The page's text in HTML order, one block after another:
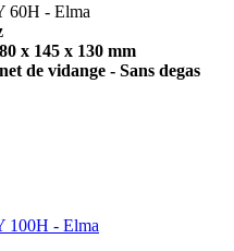
60H - Elma
x 145 x 130 mm
de vidange - Sans degas
100H - Elma